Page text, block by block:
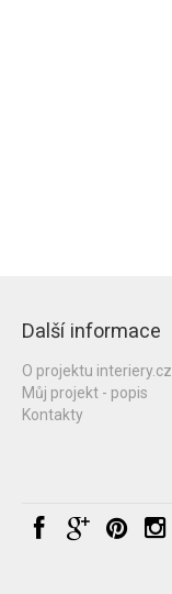
Další informace
O projektu interiery.cz
Můj projekt - popis
Kontakty